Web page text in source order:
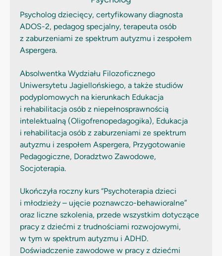
Psycholog dziecięcy, certyfikowany diagnosta
ADOS-2, pedagog specjalny, terapeuta osób
z zaburzeniami ze spektrum autyzmu i zespołem
Aspergera.
Absolwentka Wydziału Filozoficznego
Uniwersytetu Jagiellońskiego, a także studiów
podyplomowych na kierunkach Edukacja
i rehabilitacja osób z niepełnosprawnością
intelektualną (Oligofrenopedagogika), Edukacja
i rehabilitacja osób z zaburzeniami ze spektrum
autyzmu i zespołem Aspergera, Przygotowanie
Pedagogiczne, Doradztwo Zawodowe,
Socjoterapia.
Ukończyła roczny kurs “Psychoterapia dzieci
i młodzieży – ujęcie poznawczo-behawioralne”
oraz liczne szkolenia, przede wszystkim dotyczące
pracy z dziećmi z trudnościami rozwojowymi,
w tym w spektrum autyzmu i ADHD.
Doświadczenie zawodowe w pracy z dziećmi